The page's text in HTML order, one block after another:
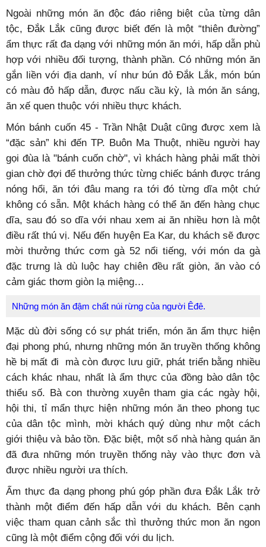
Ngoài những món ăn độc đáo riêng biệt của từng dân
tộc, Đắk Lắk cũng được biết đến là một “thiên đường”
ẩm thực rất đa dạng với những món ăn mới, hấp dẫn phù
hợp với nhiều đối tượng, thành phần. Có những món ăn
gắn liền với địa danh, ví như bún đỏ Đắk Lắk, món bún
có màu đỏ hấp dẫn, được nấu cầu kỳ, là món ăn sáng,
ăn xế quen thuộc với nhiều thực khách.
Món bánh cuốn 45 - Trần Nhật Duật cũng được xem là
“đặc sản” khi đến TP. Buôn Ma Thuột, nhiều người hay
gọi đùa là "bánh cuốn chờ", vì khách hàng phải mất thời
gian chờ đợi để thưởng thức từng chiếc bánh được tráng
nóng hổi, ăn tới đâu mang ra tới đó từng dĩa một chứ
không có sẵn. Một khách hàng có thể ăn đến hàng chục
dĩa, sau đó so dĩa với nhau xem ai ăn nhiều hơn là một
điều rất thú vị. Nếu đến huyện Ea Kar, du khách sẽ được
mời thưởng thức cơm gà 52 nổi tiếng, với món da gà
đặc trưng là dù luộc hay chiên đều rất giòn, ăn vào có
cảm giác thơm giòn lạ miệng…
Những món ăn đậm chất núi rừng của người Êđê.
Mặc dù đời sống có sự phát triển, món ăn ẩm thực hiện
đại phong phú, nhưng những món ăn truyền thống không
hề bị mất đi mà còn được lưu giữ, phát triển bằng nhiều
cách khác nhau, nhất là ẩm thực của đồng bào dân tộc
thiểu số. Bà con thường xuyên tham gia các ngày hội,
hội thi, tỉ mẩn thực hiện những món ăn theo phong tục
của dân tộc mình, mời khách quý dùng như một cách
giới thiệu và bảo tồn. Đặc biệt, một số nhà hàng quán ăn
đã đưa những món truyền thống này vào thực đơn và
được nhiều người ưa thích.
Ẩm thực đa dạng phong phú góp phần đưa Đắk Lắk trở
thành một điểm đến hấp dẫn với du khách. Bên cạnh
việc tham quan cảnh sắc thì thưởng thức mon ăn ngon
cũng là một điểm cộng đối với du lịch.